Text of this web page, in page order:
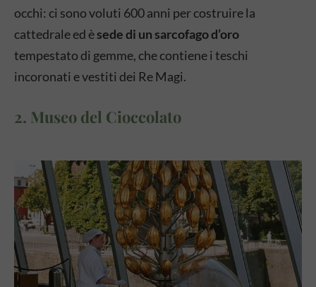
occhi: ci sono voluti 600 anni per costruire la
cattedrale ed èsede di un sarcofago d’oro
tempestato di gemme, che contiene i teschi
incoronati e vestiti dei Re Magi.
2. Museo del Cioccolato